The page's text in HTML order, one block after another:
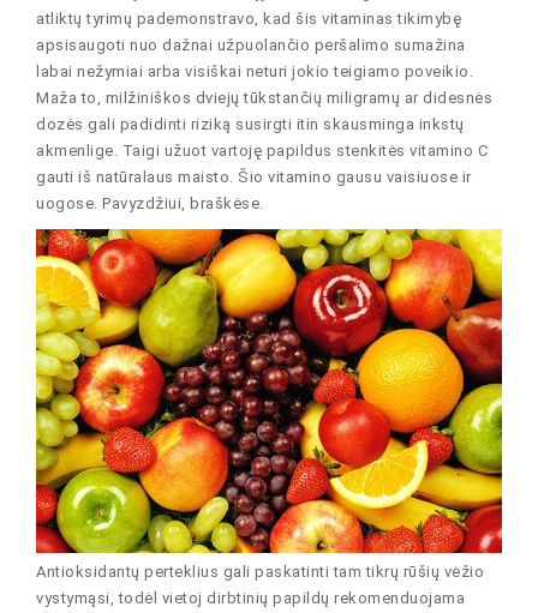
atliktų tyrimų pademonstravo, kad šis vitaminas tikimybę
apsisaugoti nuo dažnai užpuolančio peršalimo sumažina
labai nežymiai arba visiškai neturi jokio teigiamo poveikio.
Maža to, milžiniškos dviejų tūkstančių miligramų ar didesnės
dozės gali padidinti riziką susirgti itin skausminga inkstų
akmenlige. Taigi užuot vartoję papildus stenkitės vitamino C
gauti iš natūralaus maisto. Šio vitamino gausu vaisiuose ir
uogose. Pavyzdžiui, braškėse.
Antioksidantų perteklius gali paskatinti tam tikrų rūšių vėžio
vystymąsi, todėl vietoj dirbtinių papildų rekomenduojama